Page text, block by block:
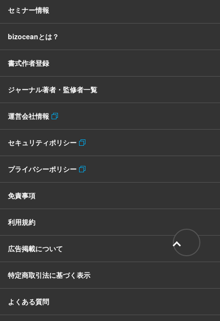
セミナー情報
bizoceanとは？
書式作者登録
ジャーナル著者・監修者一覧
運営会社情報
セキュリティポリシー
プライバシーポリシー
免責事項
利用規約
広告掲載について
特定商取引法に基づく表示
よくある質問